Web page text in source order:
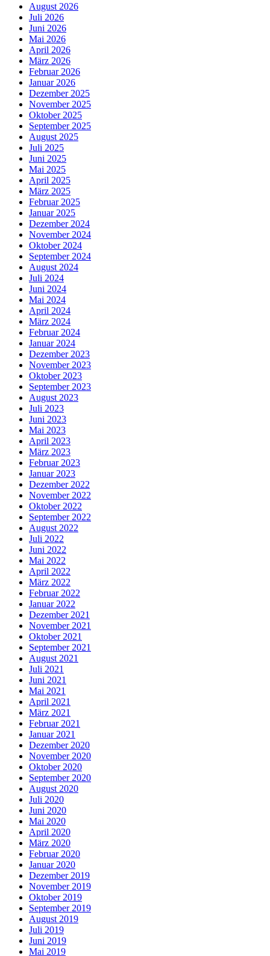
August 2026
Juli 2026
Juni 2026
Mai 2026
April 2026
März 2026
Februar 2026
Januar 2026
Dezember 2025
November 2025
Oktober 2025
September 2025
August 2025
Juli 2025
Juni 2025
Mai 2025
April 2025
März 2025
Februar 2025
Januar 2025
Dezember 2024
November 2024
Oktober 2024
September 2024
August 2024
Juli 2024
Juni 2024
Mai 2024
April 2024
März 2024
Februar 2024
Januar 2024
Dezember 2023
November 2023
Oktober 2023
September 2023
August 2023
Juli 2023
Juni 2023
Mai 2023
April 2023
März 2023
Februar 2023
Januar 2023
Dezember 2022
November 2022
Oktober 2022
September 2022
August 2022
Juli 2022
Juni 2022
Mai 2022
April 2022
März 2022
Februar 2022
Januar 2022
Dezember 2021
November 2021
Oktober 2021
September 2021
August 2021
Juli 2021
Juni 2021
Mai 2021
April 2021
März 2021
Februar 2021
Januar 2021
Dezember 2020
November 2020
Oktober 2020
September 2020
August 2020
Juli 2020
Juni 2020
Mai 2020
April 2020
März 2020
Februar 2020
Januar 2020
Dezember 2019
November 2019
Oktober 2019
September 2019
August 2019
Juli 2019
Juni 2019
Mai 2019